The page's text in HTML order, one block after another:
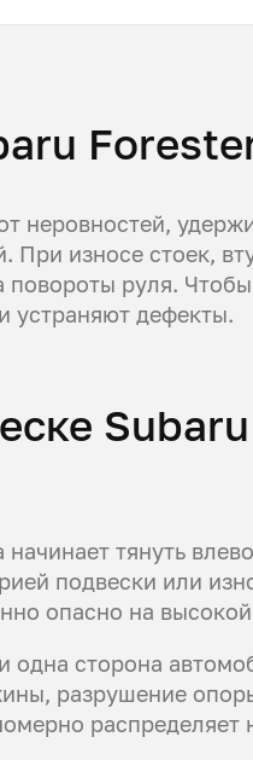
неровностей,
При износе стоек,
повороты руля.
устраняют дефекты.
тянуть
подвески или
опасно на
одна сторона
разрушение
распределяет